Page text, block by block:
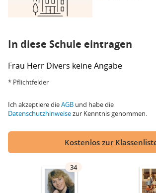
In diese Schule eintragen
Frau Herr Divers keine Angabe
* Pflichtfelder
Ich akzeptiere dieAGB und habe die
Datenschutzhinweisezur Kenntnis genommen.
Kostenlos zur
34